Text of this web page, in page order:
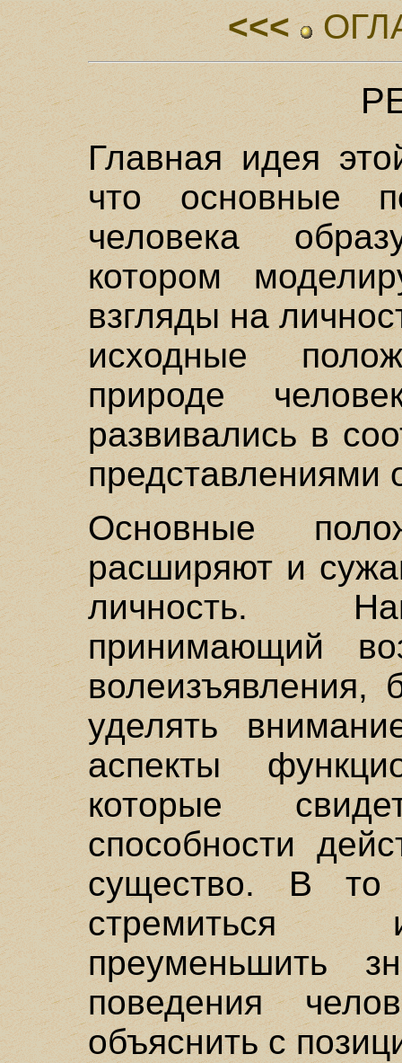
<<<
Главная идея
что основные
человека
котором
взгляды на
исходные
природе
развивались в
представлениями
Основные
расширяют и
личность.
принимающий
волеизъявления,
уделять
аспекты
которые
способности
существо. В
стремиться
преуменьшить
поведения
объяснить с